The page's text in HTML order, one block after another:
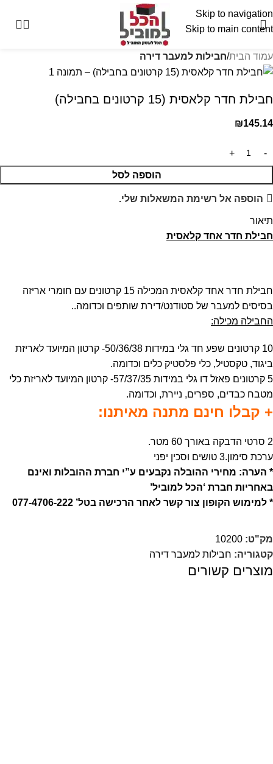
Skip to navigation
Skip to main content
עמוד הבית חבילות למעבר דירה
חבילת חדר קלאסית (15 קרטונים בחבילה)
₪145.14
הוספה לסל
הוספה אל רשימת המשאלות שלי.
תיאור
חבילת חדר אחד קלאסית
חבילת חדר אחד קלאסית המכילה 15 קרטונים עם חומרי אריזה
בסיסים למעבר של סטודנט/דירת שותפים וכדומה..
החבילה מכילה:
10 קרטונים שפע חד גלי במידות 50/36/38- קרטון המיועד לאריזת
ביגוד, טקסטיל, כלי פלסטיק כלים וכדומה.
5 קרטונים פאזל דו גלי במידות 57/37/35- קרטון המיועד לאריזת כלי
מטבח כבדים, ספרים, ניירת, וכדומה.
+ קבלו חינם מתנה מאיתנו:
2 סרטי הדבקה באורך 60 מטר.
ערכת סימון.3 טושים וסכין יפני
* הערה: מחירי ההובלה נקבעים ע”י חברת ההובלות ואינם
באחריות חברת ‘הכל למוביל’
* למימוש הקופון צור קשר לאחר הרכישה בטל’ 077-4706-222
מק"ט: 10200
קטגוריה: חבילות למעבר דירה
מוצרים קשורים